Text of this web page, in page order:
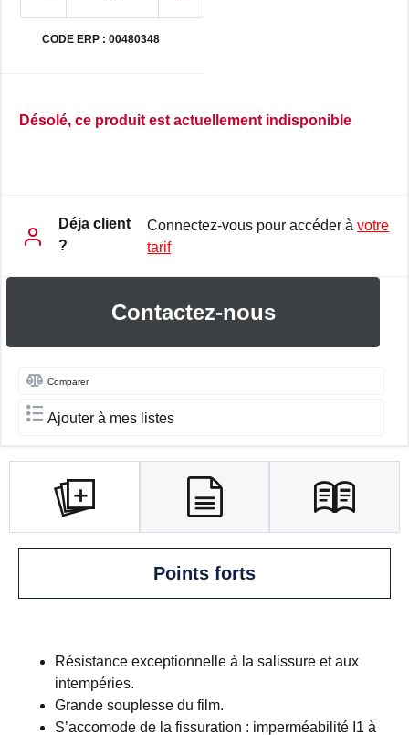
CODE ERP : 00480348
Désolé, ce produit est actuellement indisponible
Déja client
?
Connectez-vous pour accéder àvotre
tarif
Contactez-nous
Comparer
Ajouter à mes listes
Points forts
Résistance exceptionnelle à la salissure et aux
intempéries.
Grande souplesse du film.
S’accomode de la fissuration : imperméabilité I1 à